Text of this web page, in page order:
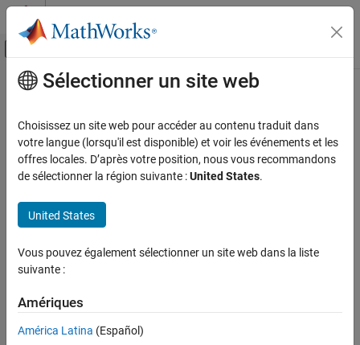
Passer au contenu
Activer/désactiver l'affichage du menu
Accueil de la documentation
FPGA, ASIC, and SoC Development
Contenu principal
How useful was this information?
Sélectionner un site web
Choisissez un site web pour accéder au contenu traduit dans
votre langue (lorsqu'il est disponible) et voir les événements et les
offres locales. D’après votre position, nous vous recommandons
de sélectionner la région suivante :United States.
United States
Vous pouvez également sélectionner un site web dans la liste
suivante :
Amériques
América Latina (Español)